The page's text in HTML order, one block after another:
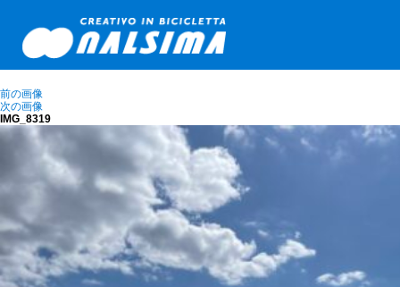
前の画像
次の画像
IMG_8319